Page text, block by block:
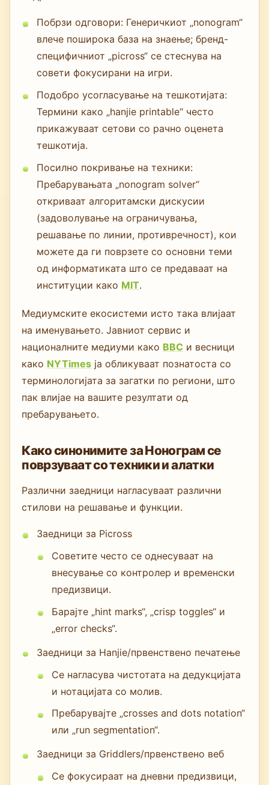
Побрзи одговори: Генеричкиот „nonogram“
влече поширока база на знаење; бренд-
специфичниот „picross“ се стеснува на
совети фокусирани на игри.
Подобро усогласување на тешкотијата:
Термини како „hanjie printable“ често
прикажуваат сетови со рачно оценета
тешкотија.
Посилно покривање на техники:
Пребарувањата „nonogram solver“
откриваат алгоритамски дискусии
(задоволување на ограничувања,
решавање по линии, противречност), кои
можете да ги поврзете со основни теми
од информатиката што се предаваат на
институции како MIT.
Медиумските екосистеми исто така влијаат
на именувањето. Јавниот сервис и
националните медиуми како BBC и весници
како NYTimes ја обликуваат познатоста со
терминологијата за загатки по региони, што
пак влијае на вашите резултати од
пребарувањето.
Како синонимите за Нонограм се
поврзуваат со техники и алатки
Различни заедници нагласуваат различни
стилови на решавање и функции.
Заедници за Picross
Советите често се однесуваат на
внесување со контролер и временски
предизвици.
Барајте „hint marks“, „crisp toggles“ и
„error checks“.
Заедници за Hanjie/првенствено печатење
Се нагласува чистотата на дедукцијата
и нотацијата со молив.
Пребарувајте „crosses and dots notation“
или „run segmentation“.
Заедници за Griddlers/првенствено веб
Се фокусираат на дневни предизвици,